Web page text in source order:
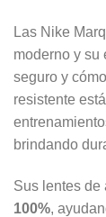
Las Nike
moderno y su
seguro y
resistente
brindando
Sus lentes de
100%,